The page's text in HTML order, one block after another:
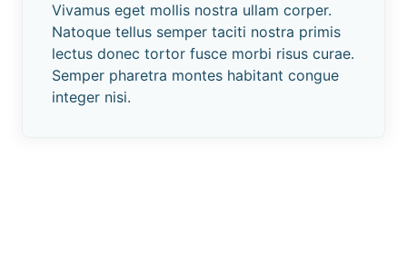
Vivamus eget mollis nostra ullam corper.
Natoque tellus semper taciti nostra primis
lectus donec tortor fusce morbi risus curae.
Semper pharetra montes habitant congue
integer nisi.